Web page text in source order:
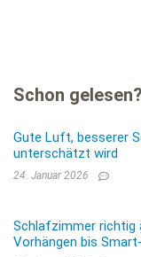
Schon gelesen?
Gute Luft, besserer
unterschätzt wird
24. Januar 2026
Schlafzimmer richtig
Vorhängen bis